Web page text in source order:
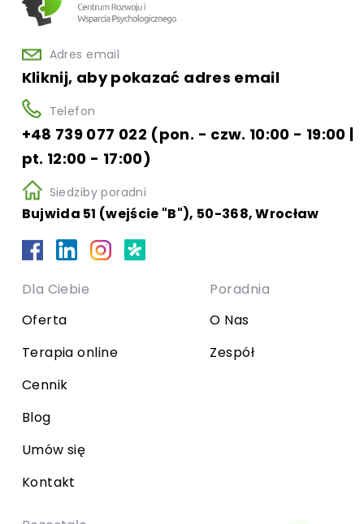
Adres email
Kliknij, aby pokazać adres email
Telefon
+48 739 077 022 (pon. - czw. 10:00 - 19:00 |
pt. 12:00 - 17:00)
Siedziby poradni
Bujwida 51 (wejście "B"), 50-368, Wrocław
Dla Ciebie
Oferta
Terapia online
Cennik
Blog
Umów się
Kontakt
Poradnia
O Nas
Zespół